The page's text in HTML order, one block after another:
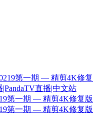
第一期 — 精剪4K修复版
第一期 — 精剪4K修复版